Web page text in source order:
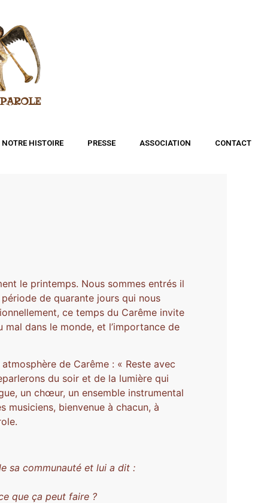
NOTRE HISTOIRE PRESSE ASSOCIATION CONTACT
le printemps. Nous sommes entrés il
de quarante jours qui nous
ce temps du Carême invite
dans le monde, et l’importance de
de Carême : « Reste avec
du soir et de la lumière qui
un chœur, un ensemble instrumental
musiciens, bienvenue à chacun, à
sa communauté et lui a dit :
que ça peut faire ?